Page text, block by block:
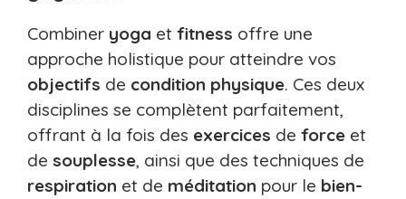
Combiner yoga et fitness offre une
approche holistique pour atteindre vos
objectifs de condition physique. Ces deux
disciplines se complètent parfaitement,
offrant à la fois des exercices de force et
de souplesse, ainsi que des techniques de
respiration et de méditation pour le bien-